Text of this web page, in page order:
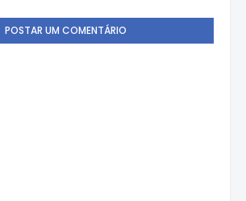
POSTAR UM COMENTÁRIO